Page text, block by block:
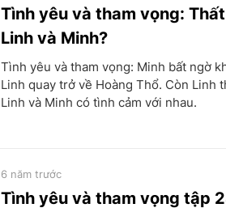
Tình yêu và tham vọng:
Linh và Minh?
Tình yêu và tham vọng: Minh bất ngờ
Linh quay trở về Hoàng Thổ. Còn Linh
Linh và Minh có tình cảm với nhau.
Tình yêu và tham vọng tập
6 năm trước